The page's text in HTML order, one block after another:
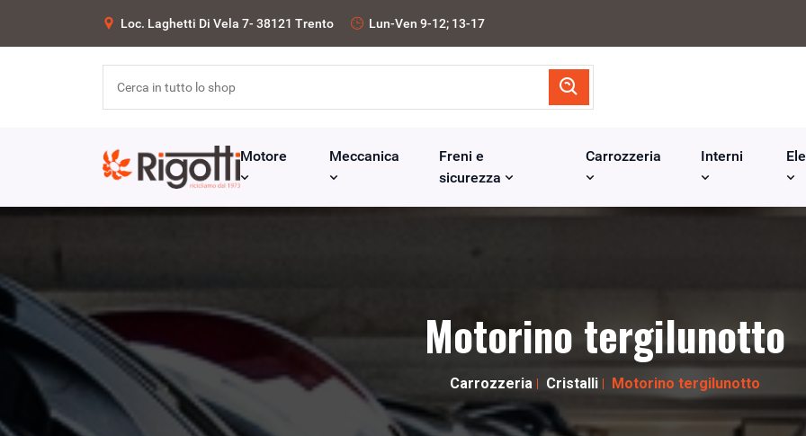
Loc. Laghetti Di Vela 7- 38121 Trento Lun-Ven 9-12; 13-17
Motore Meccanica
Freni e
sicurezza
Carrozzeria Interni
Motorino tergilunotto
Carrozzeria Cristalli Motorino tergilunotto